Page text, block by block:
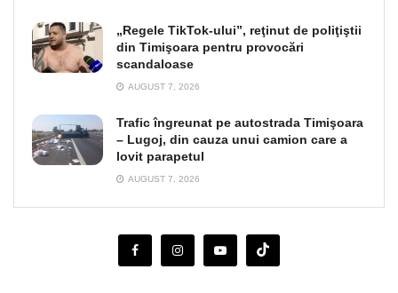
„Regele TikTok-ului”, reţinut de poliţiştii
din Timişoara pentru provocări
scandaloase
AUGUST 7, 2026
Trafic îngreunat pe autostrada Timişoara
– Lugoj, din cauza unui camion care a
lovit parapetul
AUGUST 7, 2026